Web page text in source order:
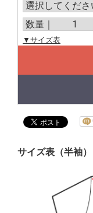
▼サイズ表
サイズ表（半袖）